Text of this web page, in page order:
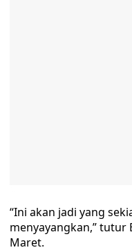
“Ini akan jadi yang
menyayangkan,” tutur
Maret.